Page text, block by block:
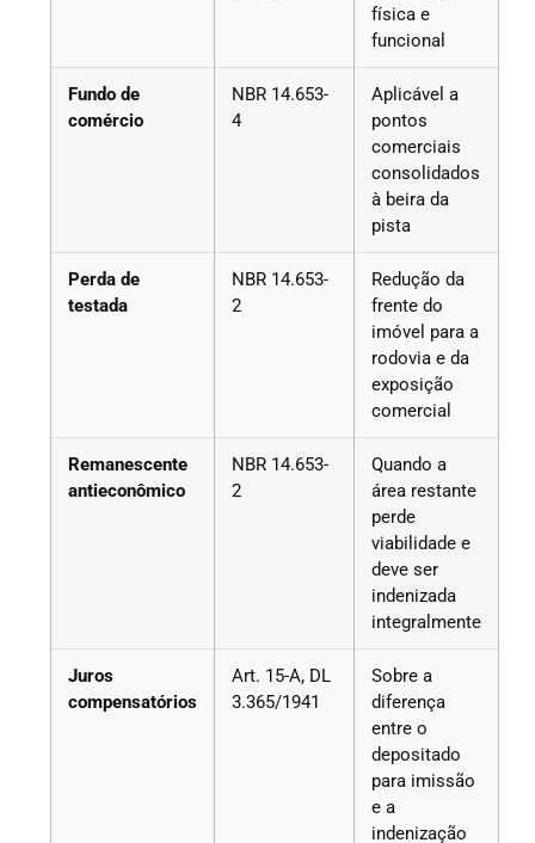
física e
funcional
Fundo de
comércio
NBR 14.653-
4
Aplicável a
pontos
comerciais
consolidados
à beira da
pista
Perda de
testada
NBR 14.653-
2
Redução da
frente do
imóvel para a
rodovia e da
exposição
comercial
Remanescente
antieconômico
NBR 14.653-
2
Quando a
área restante
perde
viabilidade e
deve ser
indenizada
integralmente
Juros
compensatórios
Art. 15-A, DL
3.365/1941
Sobre a
diferença
entre o
depositado
para imissão
e a
indenização